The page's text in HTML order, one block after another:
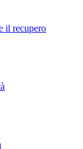
il recupero